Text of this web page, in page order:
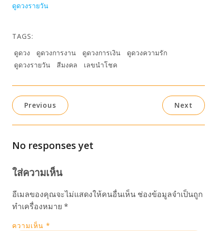
ดูดวงรายวัน
TAGS:
ดูดวง
ดูดวงการงาน ดูดวงการเงิน
ดูดวงความรัก
ดูดวงรายวัน
สีมงคล เลขนำโชค
Previous Next
No responses yet
ใส่ความเห็น
อีเมลของคุณจะไม่แสดงให้คนอื่นเห็น ช่องข้อมูลจำเป็นถูก
ทำเครื่องหมาย *
ความเห็น *